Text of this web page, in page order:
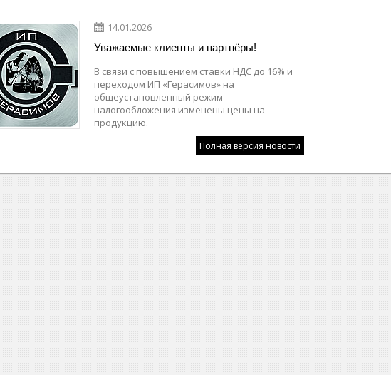
14.01.2026
Уважаемые клиенты и партнёры!
В связи с повышением ставки НДС до 16% и
переходом ИП «Герасимов» на
общеустановленный режим
налогообложения изменены цены на
продукцию.
Полная версия новости